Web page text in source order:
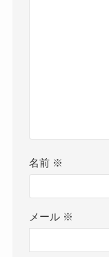
名前 ※
メール ※